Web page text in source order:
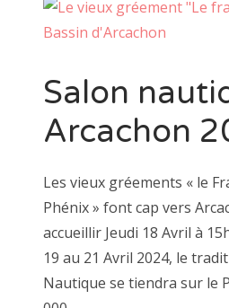
Salon
Arcachon
Les vieux gréements « le
Phénix » font cap vers
accueillir Jeudi 18 Avril à
19 au 21 Avril 2024, le
Nautique se tiendra sur le